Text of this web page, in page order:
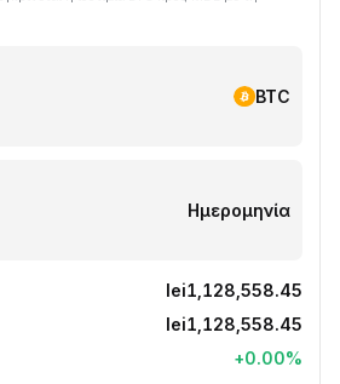
BTC
Ημερομηνία
lei1,128,558.45
lei1,128,558.45
+0.00%